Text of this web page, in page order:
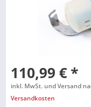
110,99 € *
inkl. MwSt. und Versand
Versandkosten